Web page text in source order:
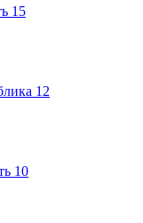
15
12
10